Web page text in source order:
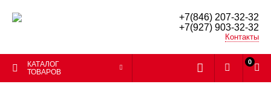
+7(846) 207-32-32
+7(927) 903-32-32
Контакты
КАТАЛОГ
ТОВАРОВ
0